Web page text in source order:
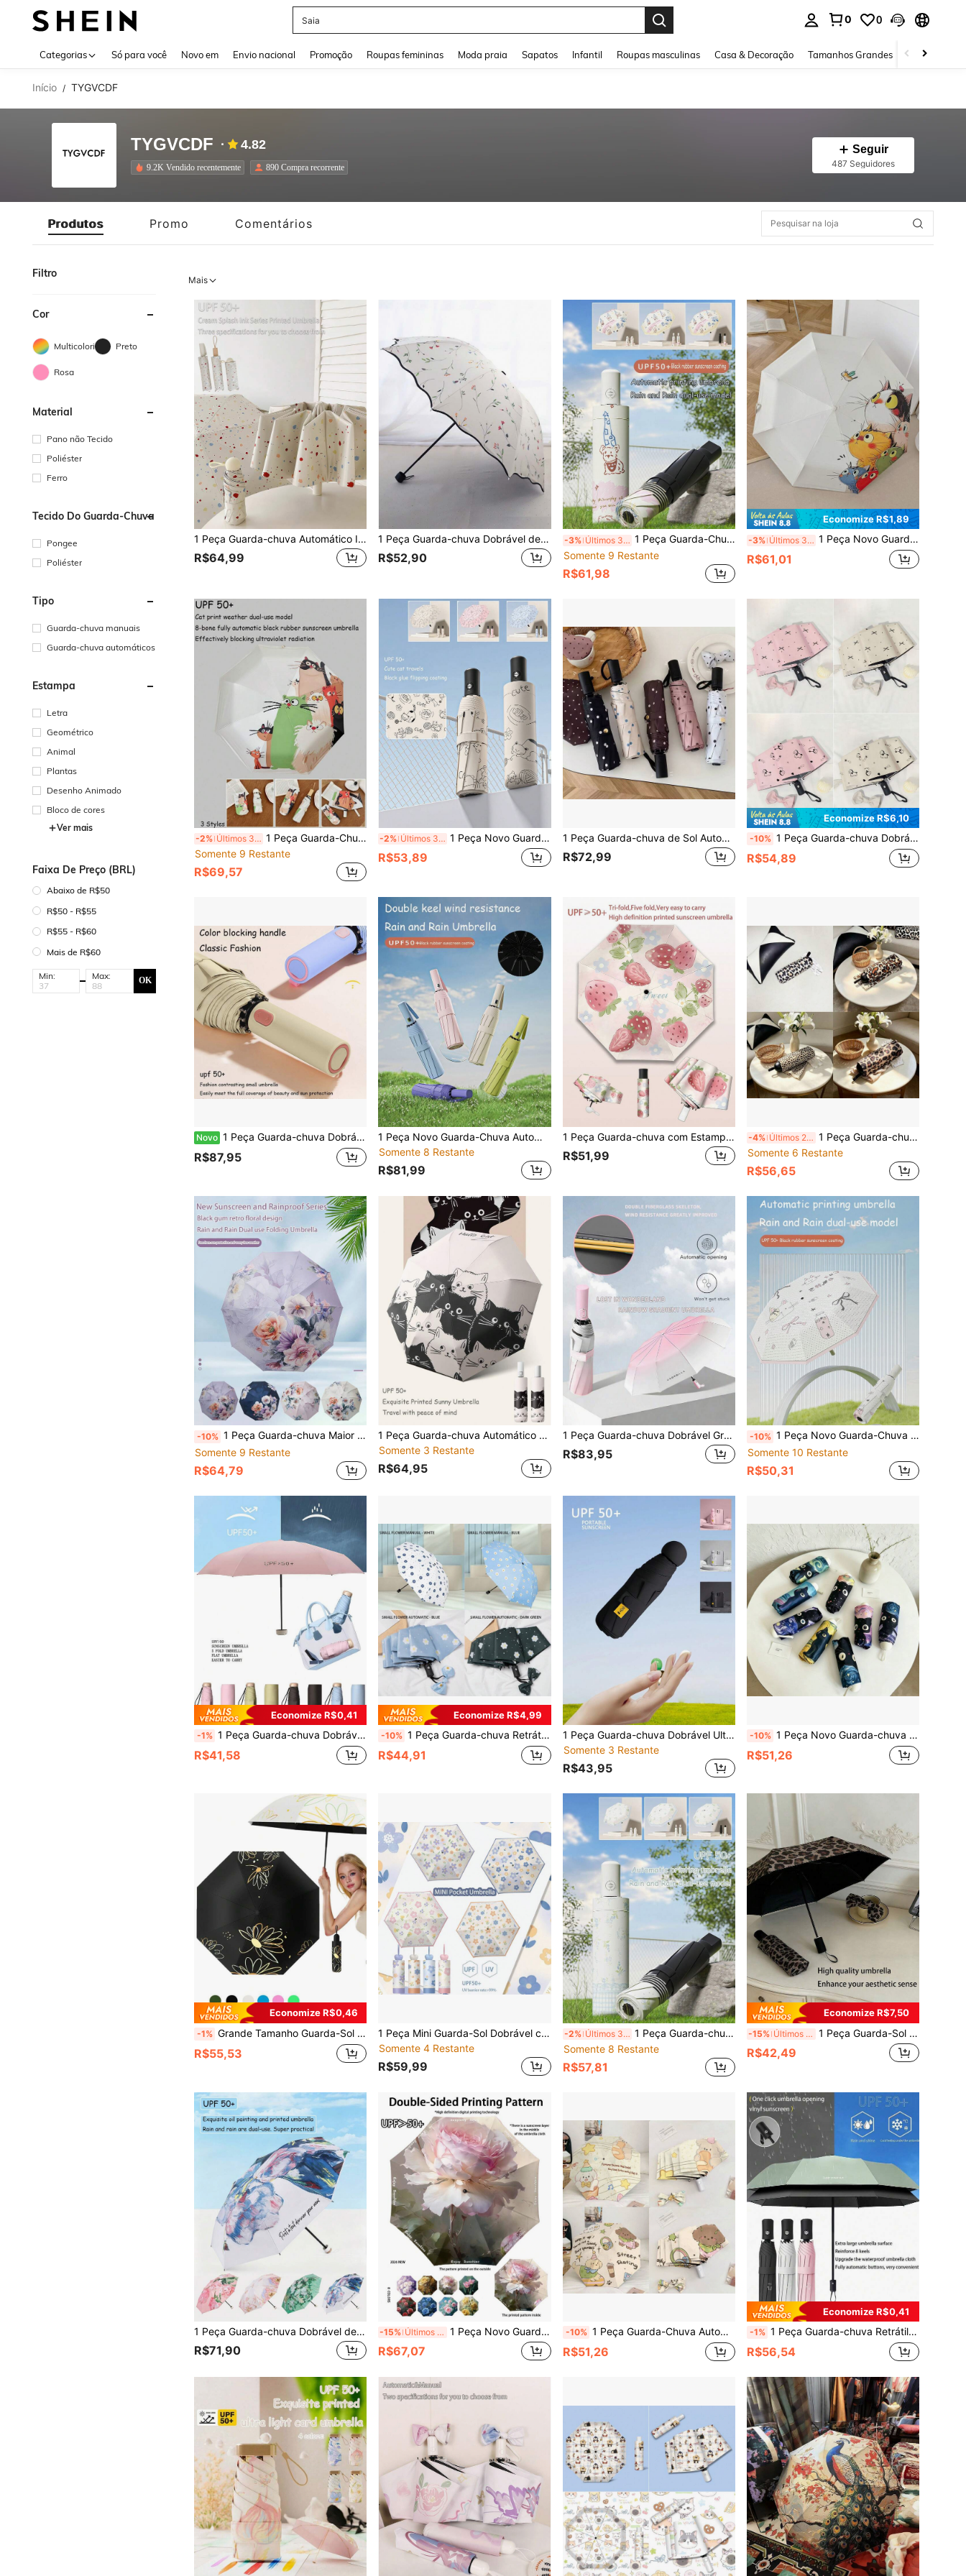
Calça Jeans Feminina
0 0
Categorias Só para você Novo em Envio nacional Promoção Roupas femininas Moda praia Sapatos Infantil Roupas masculinas Casa & Decoração Tamanhos Grandes Joias e
Início / TYGVCDF
TYGVCDF 4.82
9.2K Vendido recentemente 890 Compra recorrente
Seguir
487 Seguidores
Produtos Promo Comentários
Filtro
Cor
Multicolorido Preto
Rosa
Material
Pano não Tecido
Poliéster
Ferro
Tecido Do Guarda-Chuva
Pongee
Poliéster
Tipo
Guarda-chuva manuais
Guarda-chuva automáticos
Estampa
Letra
Geométrico
Animal
Plantas
Desenho Animado
Bloco de cores
Ver mais
Faixa De Preço (BRL)
Abaixo de R$50
R$50 - R$55
R$55 - R$60
Mais de R$60
Min: Max: OK
Mais
1 Peça Guarda-chuva Automático Impermeável e à Prova de Vento com Estampa de Respingo de Creme, de Uso Duplo à Prova de Chuva e Sol, Guarda-chuva Dobrável Compacto para Mulheres, Uso Externo, Jardim, Essenciais de Viagem
R$64,99
1 Peça Guarda-chuva Dobrável de 4 Cores, Resistente, À Prova d'Água, Proteção UV, Uso Tanto para Chuva Quanto para Sol, Escolhas de Primavera e Verão, Presentes para Damas de Honra, Decoração de Quarto, Praia, Viagem, Para Homens, Para Mulheres, Férias, Coisas Fofas, Presente do Dia das Mães, Decoração de Quarto, Jardim, Decoração de Cozinha, Verão, Praia, Essenciais de Viagem, Decoração de Quarto, Macio, Formatura, Ao Ar Livre, Jardim, Essenciais de Viagem, Essenciais Portáteis, Essenciais de Praia, Temporada de Formatura, Cerimônia de Formatura, Presente de Formatura, Parabéns Formando, Parabéns Graduado, Orador da Turma, Terminar a Escola, Festa de Formatura, Essenciais ao Ar Livre, Viagem Portátil, Essenciais de Camping, Ferramentas Portáteis, Essenciais de Verão, Portátil de Verão, Guarda-chuva / Guarda-chuva Compacto / Guarda-chuva de Viagem / Guarda-chuva à Prova de Vento / Guarda-chuva Dobrável / Guarda-chuva de Chuva / Guarda-chuva Automático / Guarda-chuva UV / Guarda-chuva d
R$52,90
-3% Últimos 3 dias 1 Peça Guarda-Chuva Dobrável com Revestimento Preto, Proteção Solar e Proteção UV, Novo para Estudantes Mulheres no Verão
Somente 9 Restante
R$61,98
Economize R$1,89
-3% Últimos 3 dias 1 Peça Novo Guarda-Sol de Verão, Guarda-Chuva Dobrável Anti-UV, Impressão Digital Fresca, Uso Duplo para Dias de Sol e Chuva
R$61,01
-2% Últimos 3 dias 1 Peça Guarda-Chuva de Verão Novo com 8 Varetas, Estampa Requintada, Proteção Solar, Proteção UV, Guarda-Sol, Guarda-Chuva Dobrável, Revestimento Preto com Impressão Digital, Guarda-Chuva para Todas as Estações
Somente 9 Restante
R$69,57
-2% Últimos 3 dias 1 Peça Novo Guarda-Chuva de Estudante de Verão, Guarda-Chuva Automático Dobrável à Prova de Chuva e Vento de Uso Duplo
R$53,89
1 Peça Guarda-chuva de Sol Automático Preto com Poá Minimalista Novo de Verão, Uso Duplo para Sol e Chuva, Dobrável, Proteção UV, Guarda-sol Feminino
R$72,99
Economize R$6,10
-10% 1 Peça Guarda-chuva Dobrável Automático para Mulheres, Padrão Floral Creme, Guarda-chuva de Proteção UV para Dias de Chuva e Sol
R$54,89
Novo 1 Peça Guarda-chuva Dobrável Série Multicolorida Novo de Verão, Guarda-chuva Automático Completo para Sol & Chuva, Guarda-sol com Proteção Solar
R$87,95
1 Peça Novo Guarda-Chuva Automático de Verão, Guarda-Chuva Preto de Duas Pessoas com Revestimento Duplo e Grandes Varetas
Somente 8 Restante
R$81,99
1 Peça Guarda-chuva com Estampa de Morango Rosa, Guarda-chuva Compacto Clássico Dobrável com Proteção UV, À Prova de Vento e Resistente à Água, Perfeito para Homens e Mulheres, Uso Casual, Viagem e Atividades ao Ar Livre, Proteção Solar, Sombra ao Ar Livre, Guarda-chuva Fofo, Essenciais de Viagem, Essenciais de Praia, Temporada de Formatura, Cerimônia de Formatura, Parabéns Formando, Parabéns Graduado, Orador da Turma, Terminar a Escola, Festa de Formatura, Essenciais ao Ar Livre, Essenciais de Viagem e Caminhada, Essenciais de Camping, Ferramentas Portáteis, Essenciais de Verão, Portátil de Verão, Guarda-chuva / Guarda-chuva Compacto / Guarda-chuva de Viagem / Guarda-chuva à Prova de Vento / Guarda-chuva Dobrável / Guarda-chuva de Chuva / Guarda-chuva Automático / Guarda-chuva UV / Guarda-chuva Solar / Guarda-chuva
R$51,99
-4% Últimos 2 dias 1 Peça Guarda-chuva com Estampa de Leopardo e Bolinhas, Uso Duplo para Chuva e Sol, Proteção UV, Guarda-sol, Guarda-chuva Compacto Portátil de 5 Dobras para Mulheres
Somente 6 Restante
R$56,65
-10% 1 Peça Guarda-chuva Maior e Mais à Prova de Vento com 10 Varetas, Novo Revestimento Preto Bloqueador de UV Reversível para Sol e Chuva, Guarda-chuva Manual Dobrável Reforçado Supersized de 10 Varetas para Estudantes, Verão e Outono
Somente 9 Restante
R$64,79
1 Peça Guarda-chuva Automático de Verão Novo com Desenho de Gato Preto & Branco, Guarda-chuva Dobrável Feminino para Sol & Chuva, Guarda-sol com Proteção UV
Somente 3 Restante
R$64,95
1 Peça Guarda-chuva Dobrável Grande de 10K com Gradiente, À Prova d'Água e de Sol, Adequado para Mulheres, Design Elegante para Resfriamento de Verão, Praia, Viagem, Escolhas de Primavera e Verão, Presentes para Damas de Honra, Decoração de Quarto, Praia, Viagem, Para Homens, Para Mulheres, Itens Fofos de Férias, Presente do Dia das Mães, Decoração de Quarto, Jardim, Decoração de Cozinha, Verão, Praia, Itens Essenciais de Viagem, Decoração de Quarto, Macio, Formatura, Ao Ar Livre, Jardim, Itens Essenciais de Viagem
R$83,95
-10% 1 Peça Novo Guarda-Chuva Dobrável de Verão, Guarda-Sol de Proteção UV de Alta Qualidade, Guarda-Chuva Dobrável Estampado para Dias de Sol e Chuva
Somente 10 Restante
R$50,31
Economize R$0,41
-1% 1 Peça Guarda-chuva Dobrável, Mini Guarda-chuva Portátil com Proteção UV, Guarda-sol para Viagens ao Ar Livre, Guarda-chuva de Cor Sólida na Moda para Verão e Outono, Viagem de Negócios
R$41,58
Economize R$4,99
-10% 1 Peça Guarda-chuva Retrátil Totalmente Automático, Guarda-chuva Retrátil Vintage para Mulheres, Adequado para Dias de Chuva e Sol, Proteção UV, Dia da Mulher, Essenciais de Viagem, Lembrancinhas de Casamento, Y2k, Quarto, Acessórios de Carro para Mulheres, Decoração de Cozinha, Coisas Fofas, Presente Dia das Mães, Decoração de Quarto, Jardim, Decoração de Cozinha, Verão, Praia, Essenciais de Viagem, Decoração de Quarto, Squishy, Formatura, Ao Ar Livre, Jardim, Essenciais de Viagem, Essenciais Portáteis, Essenciais de Praia, Temporada de Formatura, Cerimônia de Formatura, Presente de Formatura, Presente de Formatura, Parabéns Formando, Parabéns Formando, Orador da Turma, Terminar a Escola, Festa de Formatura, Essenciais ao Ar Livre, Portátil de Viagem, Essenciais de Caminhada, Essenciais de Camping, Ferramentas Portáteis, Essenciais de Verão, Portátil de Verão, Guarda-chuva / Guarda-chuva Compacto / Guarda-chuva de Viagem / Guarda-chuva à Prova de Vento / Guarda-chuva Dobrável / Guarda
R$44,91
1 Peça Guarda-chuva Dobrável Ultraleve Tipo Cápsula, Adequado para Chuva ou Sol, Resfriamento de Verão, Praia, Viagem, Escolhas de Primavera e Verão, Presentes para Damas de Honra, Decoração de Quarto, Decoração de Praia, Viagem, Para Homens, Para Mulheres, Férias, Coisas Fofas, Presente do Dia das Mães, Decoração de Quarto, Jardim, Decoração de Cozinha, Verão, Essenciais de Viagem, Decoração de Quarto, Macio, Formatura, Ao Ar Livre, Jardim, Essenciais de Viagem, Essenciais Portáteis
Somente 3 Restante
R$43,95
-10% 1 Peça Novo Guarda-chuva com Design de Gato Cartoon, Uso Duplo para Chuva e Sol, Proteção UV, Guarda-sol, Guarda-chuva Compacto Portátil de 5 Dobras para Mulheres
R$51,26
Economize R$0,46
-1% Grande Tamanho Guarda-Sol e Guarda-Chuva de Alta Qualidade Compacto Preto com Proteção UV de Uso Duplo à Prova de Vento para Mulheres, Resfriamento de Verão, Praia, Viagem, Escolhas de Primavera e Verão, Presentes para Damas de Honra, Decoração de Quarto, Decoração de Quarto, Praia, Viagem, Para Homens, Para Mulheres, Férias, Coisas Fofas, Presente do Dia das Mães, Decoração de Quarto, Jardim, Decoração de Cozinha, Verão, Praia, Essenciais de Viagem, Decoração de Quarto, Squishy, Formatura, Ao Ar Livre, Jardim, Essenciais de Viagem, Essenciais Portáteis, Essenciais de Praia, Temporada de Formatura, Cerimônia de Formatura, Presente de Formatura, Presente de Formatura, Parabéns Formando, Parabéns Formando, Valedictorian, Terminar a Escola, Festa de Formatura, Essenciais ao Ar Livre, Viagem Portátil, Essenciais de Camping, Ferramentas Portáteis, Essenciais de Verão, Verão Portátil, Guarda-Chuva / Guarda-Chuva Compacto / Guarda-Chuva de Viagem / Guarda-Chuva à Prova de Vento / Guarda-Chuva
R$55,53
1 Peça Mini Guarda-Sol Dobrável com Flor, Proteção UV, Guarda-Sol Preto de Borracha, Guarda-Sol com Alça em Formato de Coração para Homens, Mulheres e Estudantes, Guarda-Sol Dobrável para Viagens e Viagens de Negócios, Ida e Volta do Trabalho, Verão
Somente 4 Restante
R$59,99
-2% Últimos 3 dias 1 Peça Guarda-chuva de Sol Novo de Verão com Proteção UV, Guarda-chuva Dobrável de Uso Duplo para Sol e Chuva para Mulheres
Somente 8 Restante
R$57,81
Economize R$7,50
-15% Últimos 2 dias 1 Peça Guarda-Sol e Guarda-Chuva Retrô de Uso Duplo Totalmente Automático com Estampa de Onça, Dobrável com Proteção UV
R$42,49
1 Peça Guarda-chuva Dobrável de Dupla Camada Resistente a UV com Estampa Floral, Guarda-chuva de Sol para Homens, Mulheres e Estudantes, para Deslocamento, Viagem, Primavera, Verão, Outono e Inverno
R$71,90
-15% Últimos 2 dias 1 Peça Novo Guarda-Chuva Dobrável Impresso Dupla Face Estilo Pintura a Óleo Guarda-Chuva de Chuva Proteção Solar e UV Resistente para Mulheres, Homens, Estudantes, Primavera, Verão, Outono, Inverno, Presentes para Damas de Honra, Quarto, Praia, Viagem
R$67,07
-10% 1 Peça Guarda-Chuva Automático com Estampa Digital Novo de Verão para Mulheres, Uso Duplo para Sol e Chuva, Estilo Fofo de Desenho Animado para Estudantes, Dobrável e Fresco, Proteção UV, Guarda-Sol
R$51,26
Economize R$0,41
-1% 1 Peça Guarda-chuva Retrátil Automático de 3 Dobras, Unissex, Guarda-chuva Portátil com Proteção UV, Adequado para Primavera, Verão, Outono e Inverno
R$56,54